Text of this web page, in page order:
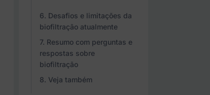
Desafios e limitações da
biofiltração atualmente
Resumo com perguntas e
respostas sobre
biofiltração
Veja também